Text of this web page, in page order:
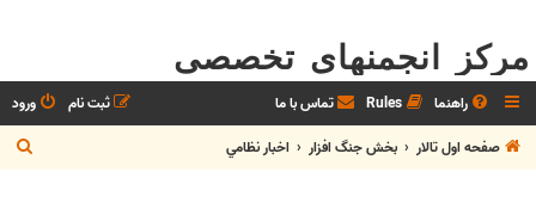
مرکز انجمنهای تخصصی
راهنما Rules تماس با ما ورود
ثبت نام
صفحه اول تالار
بخش جنگ افزار اخبار نظامي
س